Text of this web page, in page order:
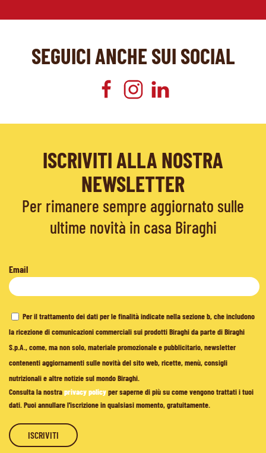
SEGUICI ANCHE SUI SOCIAL
ISCRIVITI ALLA NOSTRA
NEWSLETTER
Per rimanere sempre aggiornato sulle
ultime novità in casa Biraghi
Email
Per il trattamento dei dati per le finalità indicate nella sezione b, che includono
la ricezione di comunicazioni commerciali sui prodotti Biraghi da parte di Biraghi
S.p.A., come, ma non solo, materiale promozionale e pubblicitario, newsletter
contenenti aggiornamenti sulle novità del sito web, ricette, menù, consigli
nutrizionali e altre notizie sul mondo Biraghi.
Consulta la nostraprivacy policyper saperne di più su come vengono trattati i tuoi
dati. Puoi annullare l'iscrizione in qualsiasi momento, gratuitamente.